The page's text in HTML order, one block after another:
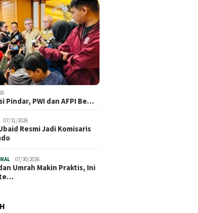
Pindar, PWI dan AFPI Be…
07/31/2026
Resmi Jadi Komisaris
07/30/2026
Umrah Makin Praktis, Ini